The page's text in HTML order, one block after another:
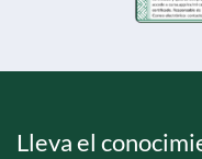
Lleva el